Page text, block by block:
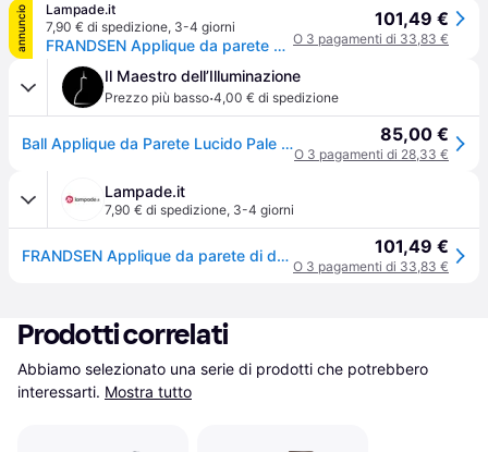
annuncio
Lampade.it
7,90 € di spedizione, 3-4 giorni
FRANDSEN Applique da parete di design Ball Magnet, Alluminio / Grigio / Zincato, Soggiorno / Sala da pranzo, Metallo, Design, Applique
101,49 €
O 3 pagamenti di 33,83 €
Il Maestro dell’Illuminazione
Prezzo più basso·4,00 € di spedizione
Ball Applique da Parete Lucido Pale Grigio - Frandsen Ball Magnet - Soggiorno - Design - Metallo - Singola lampadina 85,00 €
O 3 pagamenti di 28,33 €
Lampade.it
7,90 € di spedizione, 3-4 giorni
FRANDSEN Applique da parete di design Ball Magnet, Alluminio / Grigio / Zincato, Soggiorno / Sala da pranzo, Metallo, Design, Applique 101,49 €
O 3 pagamenti di 33,83 €
Prodotti correlati
Abbiamo selezionato una serie di prodotti che potrebbero
interessarti. Mostra tutto